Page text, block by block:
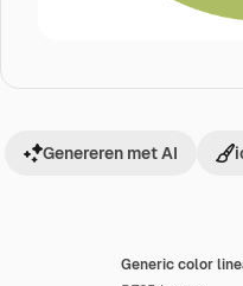
Generic color
Genereren met AI